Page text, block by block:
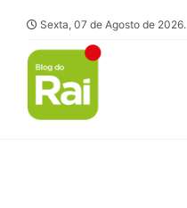
Sexta, 07 de Agosto de 2026.